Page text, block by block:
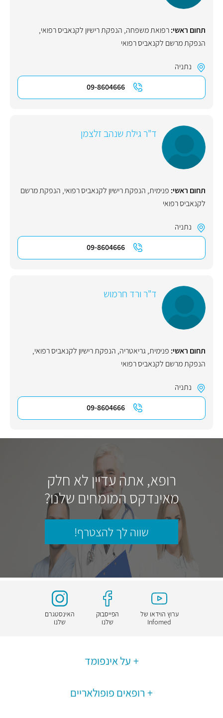
תחום ראשי:רפואת משפחה, הנפקת רישיון לקנאביס רפואי,
הנפקת מרשם לקנאביס רפואי
נתניה
09-8604666
ד"ר גילת שנהב זלצמן
תחום ראשי: פנימית, הנפקת רישיון לקנאביס רפואי, הנפקת מרשם
לקנאביס רפואי
נתניה
09-8604666
ד"ר ורד חרמוש
תחום ראשי: פנימית, גריאטריה, הנפקת רישיון לקנאביס רפואי,
הנפקת מרשם לקנאביס רפואי
נתניה
09-8604666
רופא, אתה עדיין לא חלק
מאינדקס המומחים שלנו?
שווה לך להצטרף!
ערוץ הוידאו של
Infomed
הפייסבוק
שלנו
האינסטגרם
שלנו
על אינפומד
רופאים פופולאריים